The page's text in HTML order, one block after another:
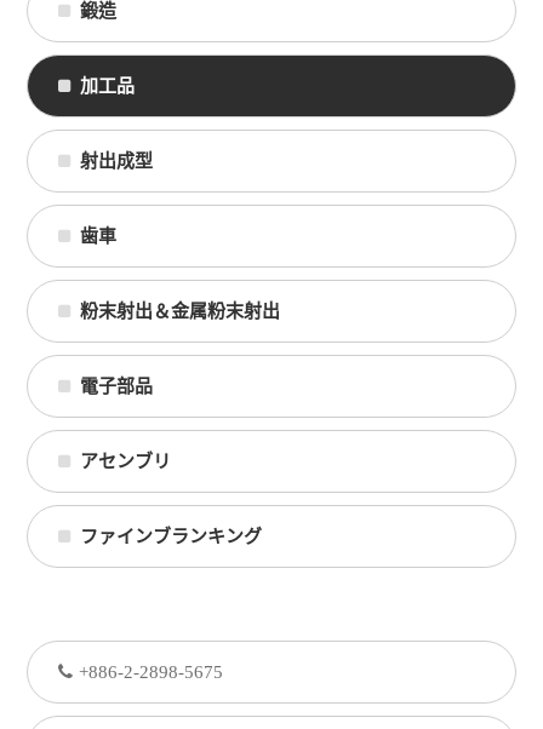
鍛造
加工品
射出成型
歯車
粉末射出＆金属粉末射出
電子部品
アセンブリ
ファインブランキング
+886-2-2898-5675